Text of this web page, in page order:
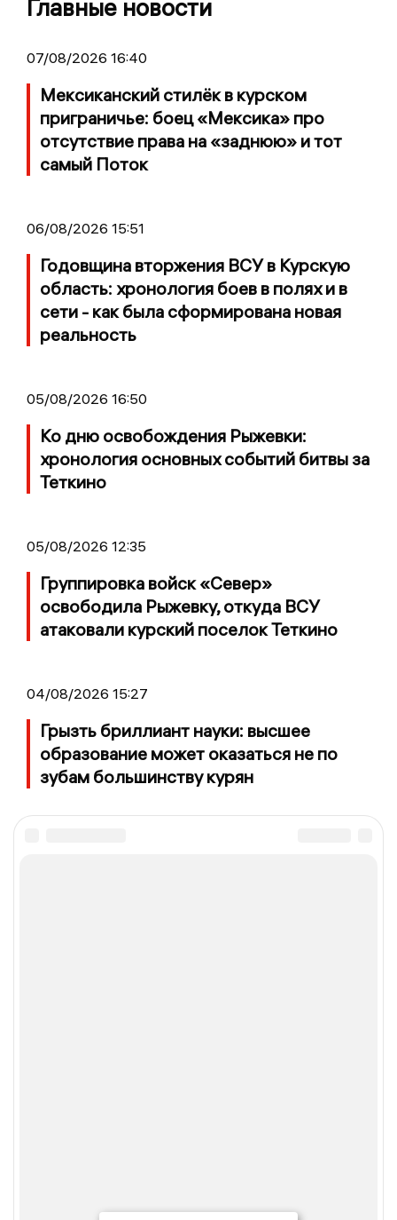
Главные новости
07/08/2026 16:40
Мексиканский стилёк в курском
приграничье: боец «Мексика» про
отсутствие права на «заднюю» и тот
самый Поток
06/08/2026 15:51
Годовщина вторжения ВСУ в Курскую
область: хронология боев в полях и в
сети - как была сформирована новая
реальность
05/08/2026 16:50
Ко дню освобождения Рыжевки:
хронология основных событий битвы за
Теткино
05/08/2026 12:35
Группировка войск «Север»
освободила Рыжевку, откуда ВСУ
атаковали курский поселок Теткино
04/08/2026 15:27
Грызть бриллиант науки: высшее
образование может оказаться не по
зубам большинству курян